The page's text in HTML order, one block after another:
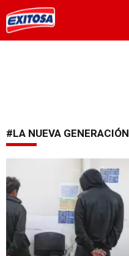
#LA NUEVA GENERACIÓN
Extorsión en Cono Norte